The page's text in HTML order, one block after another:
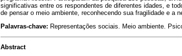
significativas entre os respondentes de diferentes idades, e
de pensar o meio ambiente, reconhecendo sua fragilidade e a
Palavras-chave: Representações sociais. Meio ambiente.
Abstract